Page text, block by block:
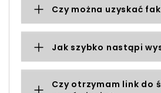
Czy można uzyskać
Jak szybko nastąpi
Czy otrzymam link do